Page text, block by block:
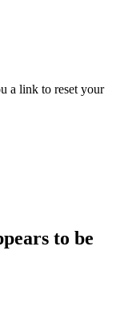
a link to reset your
to be